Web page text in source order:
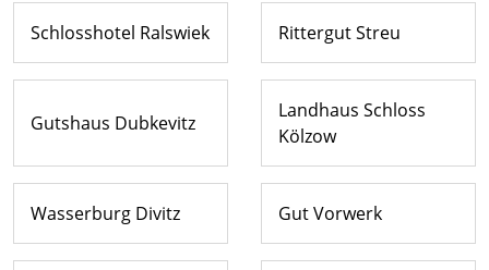
Schlosshotel Ralswiek Rittergut Streu
Gutshaus Dubkevitz
Landhaus Schloss
Kölzow
Wasserburg Divitz Gut Vorwerk